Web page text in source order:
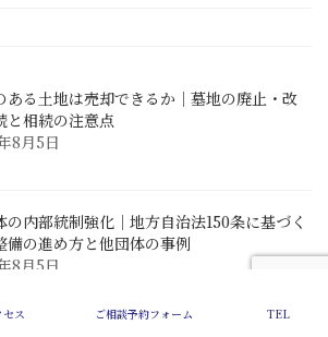
ある土地は売却できるか｜墓地の廃止・改
と相続の注意点
8月5日
の内部統制強化｜地方自治法150条に基づく
備の進め方と他団体の事例
8月5日
セス ご相談予約フォーム TEL